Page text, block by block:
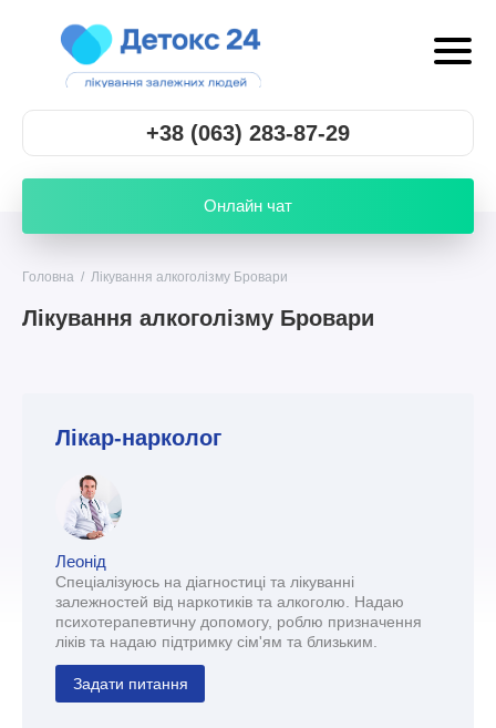
+38 (063) 283-87-29
Онлайн чат
Головна / Лікування алкоголізму Бровари
Лікування алкоголізму Бровари
Лікар-нарколог
Леонід
Спеціалізуюсь на діагностиці та лікуванні
залежностей від наркотиків та алкоголю. Надаю
психотерапевтичну допомогу, роблю призначення
ліків та надаю підтримку сім'ям та близьким.
Задати питання